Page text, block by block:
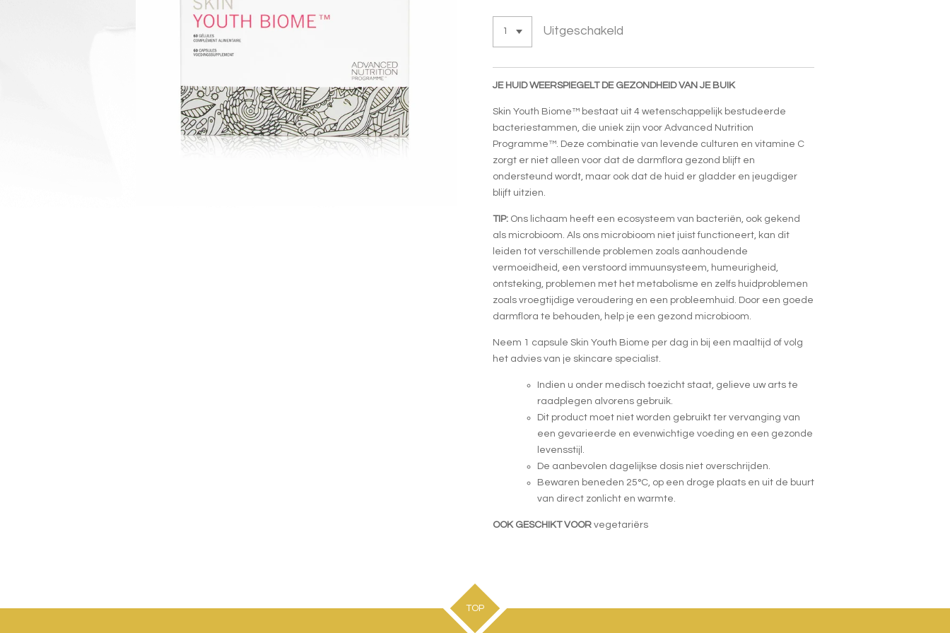
Uitgeschakeld
JE HUID WEERSPIEGELT DE GEZONDHEID VAN JE BUIK
Skin Youth Biome™ bestaat uit 4 wetenschappelijk bestudeerde
bacteriestammen, die uniek zijn voor Advanced Nutrition
Programme™. Deze combinatie van levende culturen en vitamine C
zorgt er niet alleen voor dat de darmflora gezond blijft en
ondersteund wordt, maar ook dat de huid er gladder en jeugdiger
blijft uitzien.
TIP: Ons lichaam heeft een ecosysteem van bacteriën, ook gekend
als microbioom. Als ons microbioom niet juist functioneert, kan dit
leiden tot verschillende problemen zoals aanhoudende
vermoeidheid, een verstoord immuunsysteem, humeurigheid,
ontsteking, problemen met het metabolisme en zelfs huidproblemen
zoals vroegtijdige veroudering en een probleemhuid. Door een goede
darmflora te behouden, help je een gezond microbioom.
Neem 1 capsule Skin Youth Biome per dag in bij een maaltijd of volg
het advies van je skincare specialist.
Indien u onder medisch toezicht staat, gelieve uw arts te
raadplegen alvorens gebruik.
Dit product moet niet worden gebruikt ter vervanging van
een gevarieerde en evenwichtige voeding en een gezonde
levensstijl.
De aanbevolen dagelijkse dosis niet overschrijden.
Bewaren beneden 25°C, op een droge plaats en uit de buurt
van direct zonlicht en warmte.
OOK GESCHIKT VOOR vegetariërs
TOP